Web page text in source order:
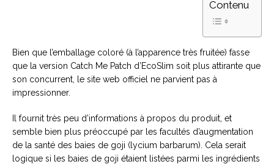
Contenu
Bien que l’emballage coloré (à l’apparence très fruitée) fasse
que la version Catch Me Patch d’EcoSlim soit plus attirante que
son concurrent, le site web officiel ne parvient pas à
impressionner.
Il fournit très peu d’informations à propos du produit, et
semble bien plus préoccupé par les facultés d’augmentation
de la santé des baies de goji (lycium barbarum). Cela serait
logique si les baies de goji étaient listées parmi les ingrédients